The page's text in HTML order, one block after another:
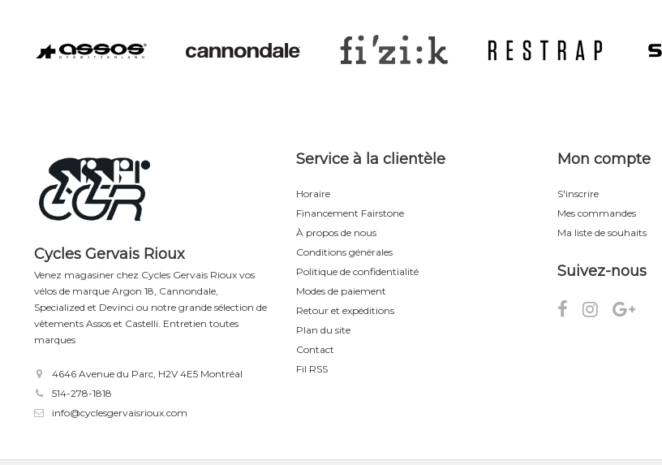
Cycles Gervais Rioux
Venez magasiner chez Cycles Gervais Rioux vos
vélos de marque Argon 18, Cannondale,
Specialized et Devinci ou notre grande sélection de
vêtements Assos et Castelli. Entretien toutes
marques
4646 Avenue du Parc, H2V 4E5 Montréal
514-278-1818
info@cyclesgervaisrioux.com
Service à la clientèle
Horaire
Financement Fairstone
À propos de nous
Conditions générales
Politique de confidentialité
Modes de paiement
Retour et expéditions
Plan du site
Contact
Fil RSS
Mon compte
S'inscrire
Mes commandes
Ma liste de souhaits
Suivez-nous